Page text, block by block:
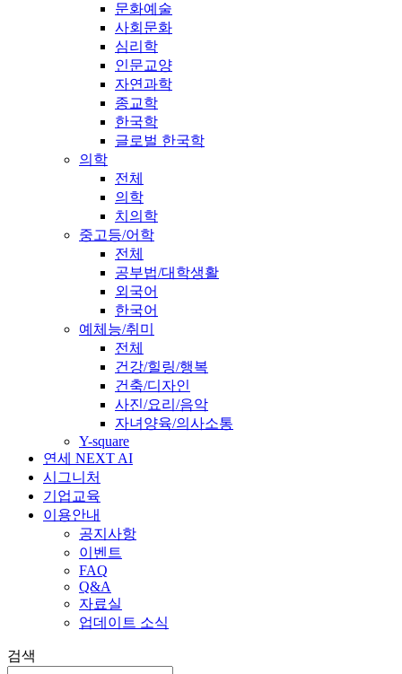
문화예술
사회문화
심리학
인문교양
자연과학
종교학
한국학
글로벌 한국학
의학
전체
의학
치의학
중고등/어학
전체
공부법/대학생활
외국어
한국어
예체능/취미
전체
건강/힐링/행복
건축/디자인
사진/요리/음악
자녀양육/의사소통
Y-square
연세 NEXT AI
시그니처
기업교육
이용안내
공지사항
이벤트
FAQ
Q&A
자료실
업데이트 소식
검색